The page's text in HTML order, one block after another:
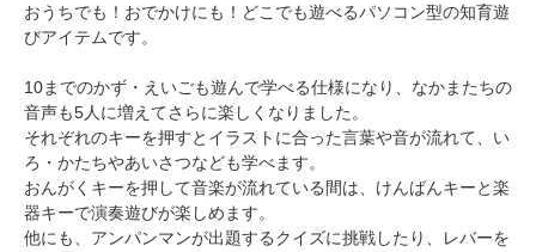
おうちでも！おでかけにも！どこでも遊べるパソコン型の知育遊
びアイテムです。
10までのかず・えいごも遊んで学べる仕様になり、なかまたちの
音声も5人に増えてさらに楽しくなりました。
それぞれのキーを押すとイラストに合った言葉や音が流れて、い
ろ・かたちやあいさつなども学べます。
おんがくキーを押して音楽が流れている間は、けんばんキーと楽
器キーで演奏遊びが楽しめます。
他にも、アンパンマンが出題するクイズに挑戦したり、レバーを